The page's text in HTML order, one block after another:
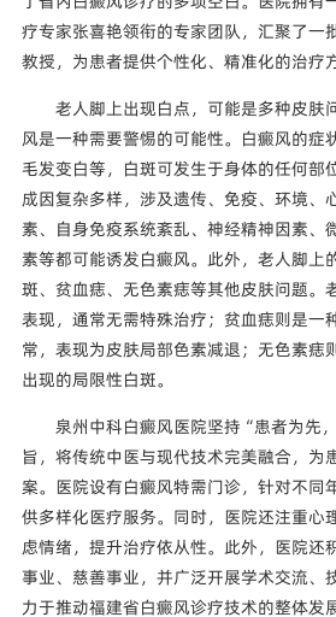
疗专家张喜艳领衔的专家团队，汇聚了一
教授，为患者提供个性化、精准化的治疗
老人脚上出现白点，可能是多种皮肤
风是一种需要警惕的可能性。白癜风的症
毛发变白等，白斑可发生于身体的任何部
成因复杂多样，涉及遗传、免疫、环境、
素、自身免疫系统紊乱、神经精神因素、
素等都可能诱发白癜风。此外，老人脚上
斑、贫血痣、无色素痣等其他皮肤问题。
表现，通常无需特殊治疗；贫血痣则是一
常，表现为皮肤局部色素减退；无色素痣
出现的局限性白斑。
泉州中科白癜风医院坚持“患者为先
旨，将传统中医与现代技术完美融合，为
案。医院设有白癜风特需门诊，针对不同
供多样化医疗服务。同时，医院还注重心
虑情绪，提升治疗依从性。此外，医院还
事业、慈善事业，并广泛开展学术交流、
力于推动福建省白癜风诊疗技术的整体发展